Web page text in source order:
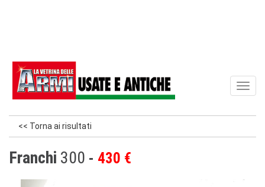
<< Torna ai risultati
Franchi 300 430 €